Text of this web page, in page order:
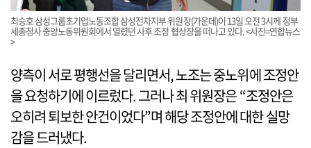
최승호 삼성그룹초기업노동조합 삼성전자지부 위원장(가운데)이 13일 오전 3시께 정부
세종청사 중앙노동위원회에서 열렸던 사후 조정 협상장을 떠나고 있다. <사진=연합뉴스
>
양측이 서로 평행선을 달리면서, 노조는 중노위에 조정안
을 요청하기에 이르렀다. 그러나 최 위원장은 “조정안은
오히려 퇴보한 안건이었다”며 해당 조정안에 대한 실망
감을 드러냈다.